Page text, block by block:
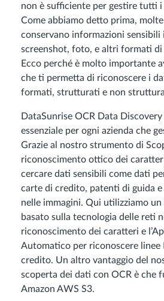
non è sufficiente per gestire tutti i
Come abbiamo detto prima,
conservano informazioni sensibili
screenshot, foto, e altri formati
Ecco perché è molto importante
che ti permetta di riconoscere i
formati, strutturati e non
DataSunrise OCR Data
essenziale per ogni azienda che
Grazie al nostro strumento di
riconoscimento ottico dei
cercare dati sensibili come dati
carte di credito, patenti di guida
nelle immagini. Qui utilizziamo un
basato sulla tecnologia delle reti
riconoscimento dei caratteri e
Automatico per riconoscere linee
credito. Un altro vantaggio del
scoperta dei dati con OCR è che
Amazon AWS S3.